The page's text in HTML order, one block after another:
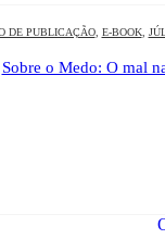
DE PUBLICAÇÃO, E-BOOK,
Sobre o Medo: O mal